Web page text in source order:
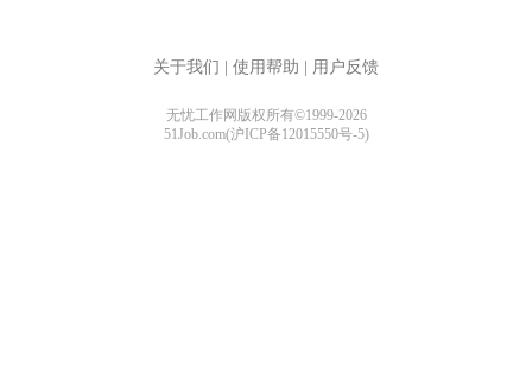
关于我们 使用帮助 用户反馈
无忧工作网版权所有©1999-2026
51Job.com(沪ICP备12015550号-5)